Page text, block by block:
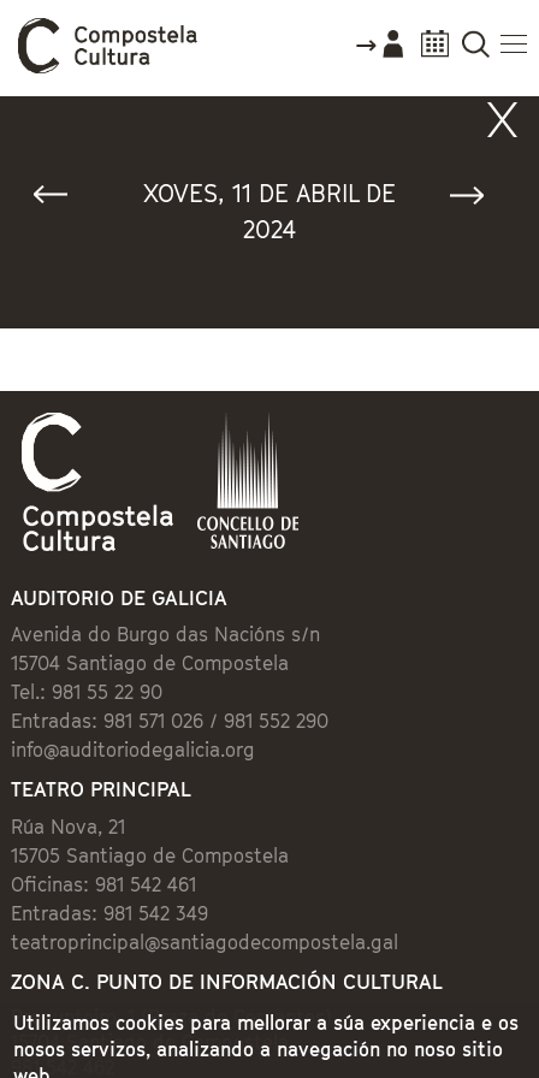
XOVES, 11 DE ABRIL DE
2024
AUDITORIO DE GALICIA
Avenida do Burgo das Nacións s/n
15704 Santiago de Compostela
Tel.: 981 55 22 90
Entradas: 981 571 026 / 981 552 290
info@auditoriodegalicia.org
TEATRO PRINCIPAL
Rúa Nova, 21
15705 Santiago de Compostela
Oficinas: 981 542 461
Entradas: 981 542 349
teatroprincipal@santiagodecompostela.gal
ZONA C. PUNTO DE INFORMACIÓN CULTURAL
Preguntoiro, 1 (Praza de Cervantes)
15704 Santiago de Compostela
981 542 462
Utilizamos cookies para mellorar a súa experiencia e os
nosos servizos, analizando a navegación no noso sitio